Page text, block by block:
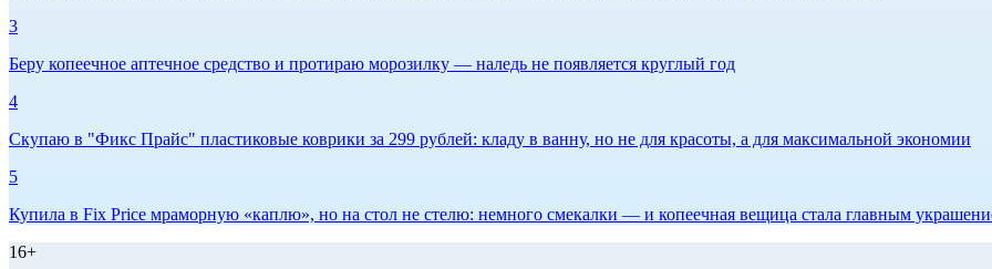
3
Беру копеечное аптечное средство и протираю морозилку — наледь не появляется круглый год
4
Скупаю в "Фикс Прайс" пластиковые коврики за 299 рублей: кладу в ванну, но не для красоты, а для максимальной экономии
5
Купила в Fix Price мраморную «каплю», но на стол не стелю: немного смекалки — и копеечная вещица стала главным
16+